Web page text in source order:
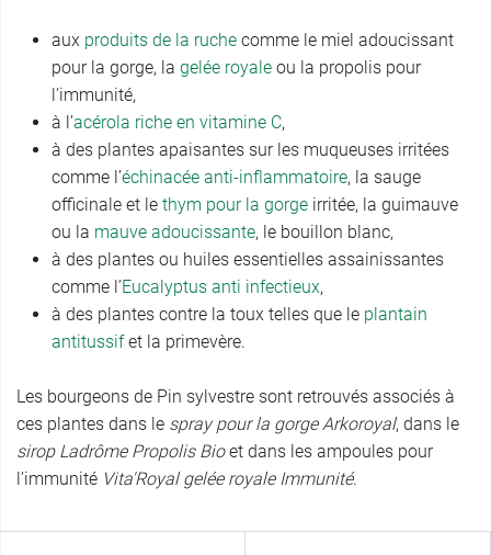
aux produits de la ruche comme le miel adoucissant
pour la gorge, la gelée royale ou la propolis pour
l’immunité,
à l’acérola riche en vitamine C,
à des plantes apaisantes sur les muqueuses irritées
comme l’échinacée anti-inflammatoire, la sauge
officinale et le thym pour la gorge irritée, la guimauve
ou la mauve adoucissante, le bouillon blanc,
à des plantes ou huiles essentielles assainissantes
comme l’Eucalyptus anti infectieux,
à des plantes contre la toux telles que le plantain
antitussifet la primevère.
Les bourgeons de Pin sylvestre sont retrouvés associés à
ces plantes dans le spray pour la gorge Arkoroyal, dans le
sirop Ladrôme Propolis Bioet dans les ampoules pour
l’immunité Vita'Royal gelée royale Immunité.